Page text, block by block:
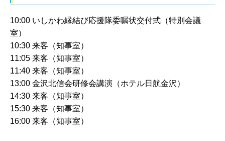
10:00 いしかわ縁結び応援隊委嘱状交付式（特別会議
室）
10:30 来客（知事室）
11:05 来客（知事室）
11:40 来客（知事室）
13:00 金沢北信会研修会講演（ホテル日航金沢）
14:30 来客（知事室）
15:30 来客（知事室）
16:00 来客（知事室）